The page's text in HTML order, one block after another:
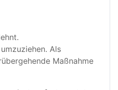
Als
Maßnahme